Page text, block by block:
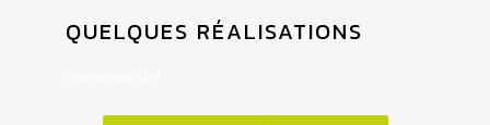
QUELQUES RÉALISATIONS